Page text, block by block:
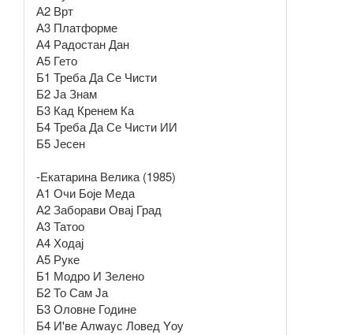
А2 Врт
А3 Платформе
А4 Радостан Дан
А5 Гето
Б1 Треба Да Се Чисти
Б2 Ја Знам
Б3 Кад Кренем Ка
Б4 Треба Да Се Чисти ИИ
Б5 Јесен
-Екатарина Велика (1985)
А1 Очи Боје Меда
А2 Заборави Овај Град
А3 Татоо
А4 Ходај
А5 Руке
Б1 Модро И Зелено
Б2 То Сам Ја
Б3 Оловне Године
Б4 И'ве Алwаyс Ловед Yоу